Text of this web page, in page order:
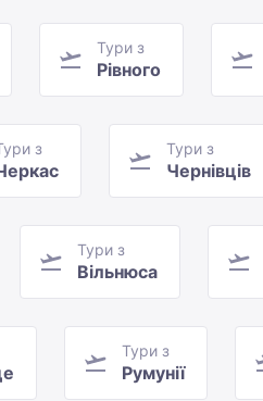
Тури з
Рівного
з Тури з
Чернівців
Тури з
Вільнюса
Тури з
Румунії